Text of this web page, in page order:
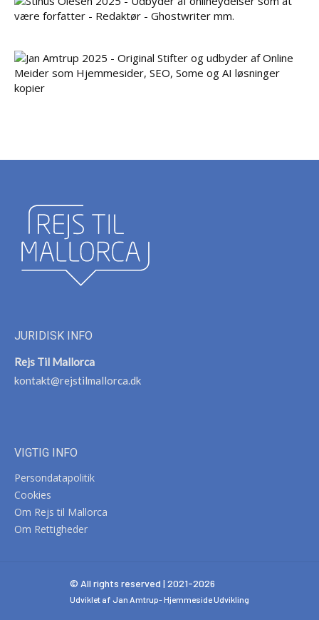
JURIDISK INFO
Rejs Til Mallorca
kontakt@rejstilmallorca.dk
VIGTIG INFO
Persondatapolitik
Cookies
Om Rejs til Mallorca
Om Rettigheder
© All rights reserved | 2021-2026
Udviklet af Jan Amtrup-Hjemmeside Udvikling